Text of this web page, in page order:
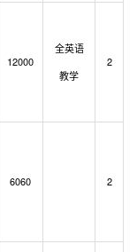
12000
全英语
教学
2
6060 2